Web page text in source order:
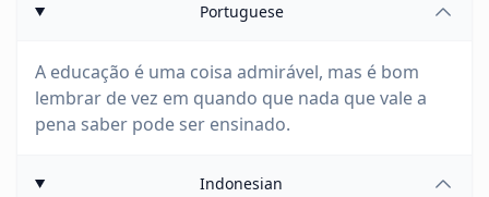
Portuguese
A educação é uma coisa admirável, mas é bom
lembrar de vez em quando que nada que vale a
pena saber pode ser ensinado.
Indonesian